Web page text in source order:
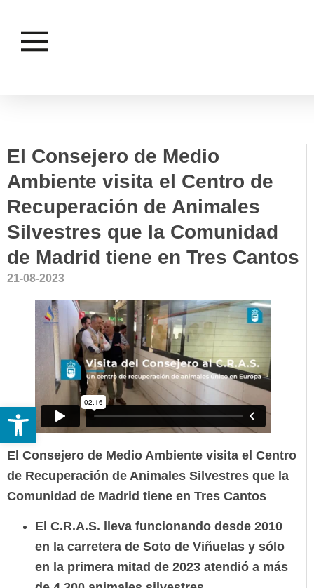
El Consejero de Medio
Ambiente visita el Centro de
Recuperación de Animales
Silvestres que la Comunidad
de Madrid tiene en Tres Cantos
21-08-2023
El Consejero de Medio Ambiente visita el Centro
de Recuperación de Animales Silvestres que la
Comunidad de Madrid tiene en Tres Cantos
El C.R.A.S. lleva funcionando desde 2010
en la carretera de Soto de Viñuelas y sólo
en la primera mitad de 2023 atendió a más
Abrir barra de herramientas